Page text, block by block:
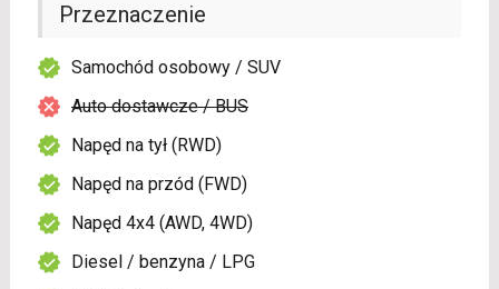
Przeznaczenie
Samochód osobowy / SUV
Auto dostawcze / BUS
Napęd na tył (RWD)
Napęd na przód (FWD)
Napęd 4x4 (AWD, 4WD)
Diesel / benzyna / LPG